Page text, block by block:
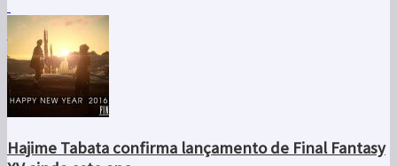
Hajime Tabata confirma lançamento de Final Fantasy